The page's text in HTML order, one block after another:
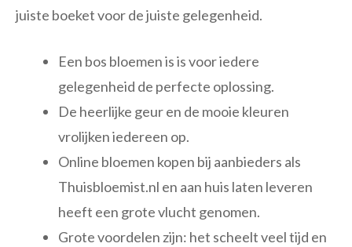
juiste boeket voor de juiste gelegenheid.
Een bos bloemen is is voor iedere
gelegenheid de perfecte oplossing.
De heerlijke geur en de mooie kleuren
vrolijken iedereen op.
Online bloemen kopen bij aanbieders als
Thuisbloemist.nl en aan huis laten leveren
heeft een grote vlucht genomen.
Grote voordelen zijn: het scheelt veel tijd en